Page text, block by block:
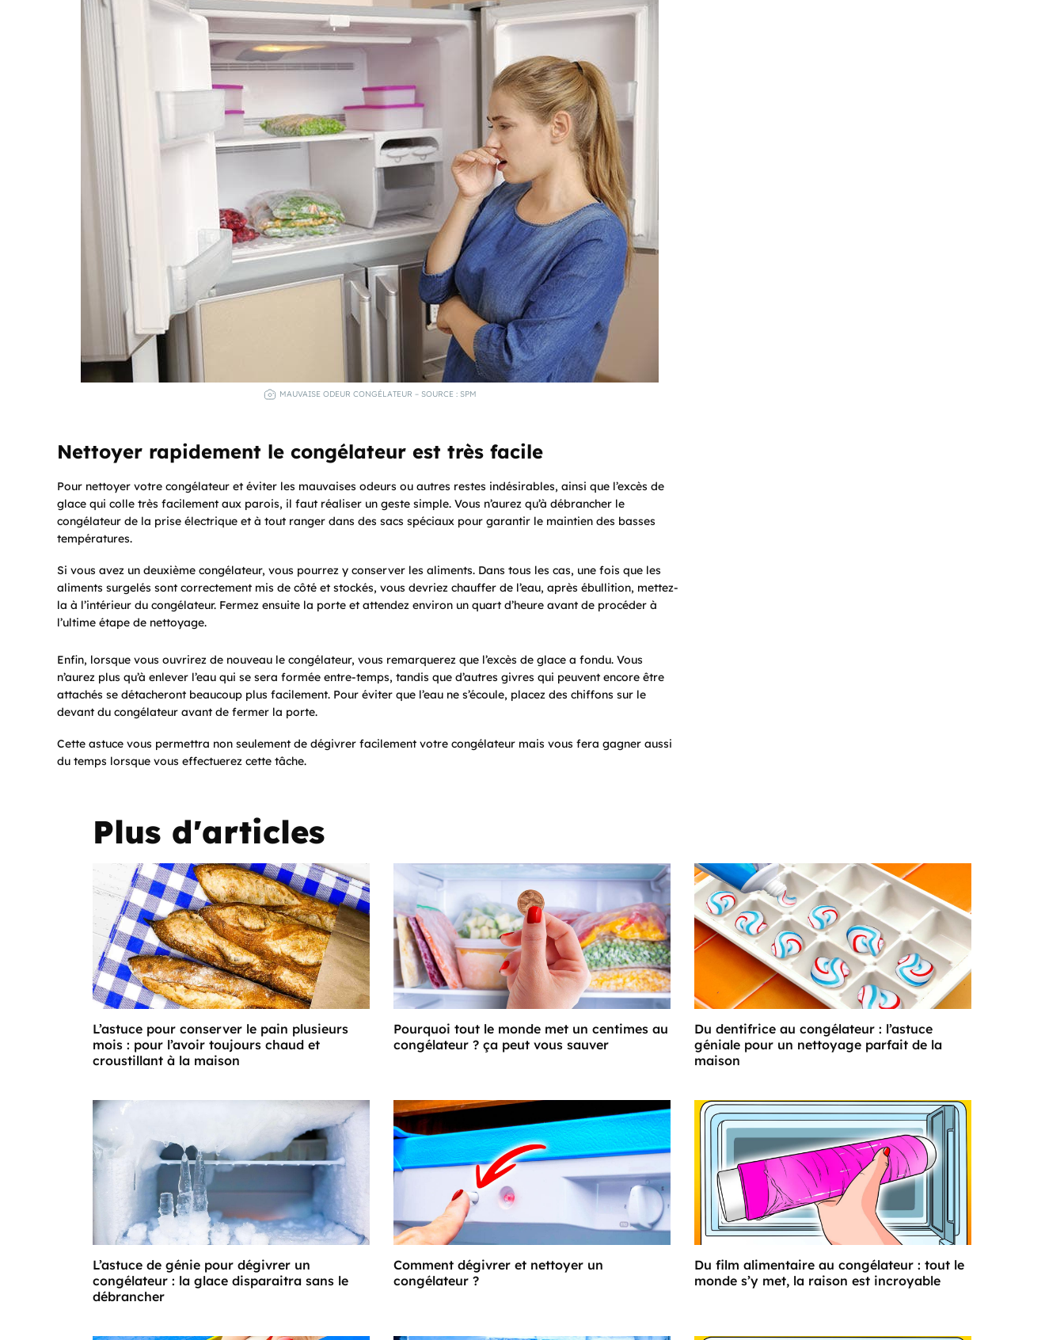
MAUVAISE ODEUR CONGÉLATEUR – SOURCE : SPM
Nettoyer rapidement le congélateur est très facile
Pour nettoyer votre congélateur et éviter les mauvaises odeurs ou autres restes indésirables, ainsi que l’excès de
glace qui colle très facilement aux parois, il faut réaliser un geste simple. Vous n’aurez qu’à débrancher le
congélateur de la prise électrique et à tout ranger dans des sacs spéciaux pour garantir le maintien des basses
températures.
Si vous avez un deuxième congélateur, vous pourrez y conserver les aliments. Dans tous les cas, une fois que les
aliments surgelés sont correctement mis de côté et stockés, vous devriez chauffer de l’eau, après ébullition, mettez-
la à l’intérieur du congélateur. Fermez ensuite la porte et attendez environ un quart d’heure avant de procéder à
l’ultime étape de nettoyage.
Enfin, lorsque vous ouvrirez de nouveau le congélateur, vous remarquerez que l’excès de glace a fondu. Vous
n’aurez plus qu’à enlever l’eau qui se sera formée entre-temps, tandis que d’autres givres qui peuvent encore être
attachés se détacheront beaucoup plus facilement. Pour éviter que l’eau ne s’écoule, placez des chiffons sur le
devant du congélateur avant de fermer la porte.
Cette astuce vous permettra non seulement de dégivrer facilement votre congélateur mais vous fera gagner aussi
du temps lorsque vous effectuerez cette tâche.
Plus d'articles
L’astuce pour conserver le pain plusieurs
mois : pour l’avoir toujours chaud et
croustillant à la maison
Pourquoi tout le monde met un centimes au
congélateur ? ça peut vous sauver
Du dentifrice au congélateur : l’astuce
géniale pour un nettoyage parfait de la
maison
L’astuce de génie pour dégivrer un
congélateur : la glace disparaitra sans le
débrancher
Comment dégivrer et nettoyer un
congélateur ?
Du film alimentaire au congélateur : tout le
monde s’y met, la raison est incroyable